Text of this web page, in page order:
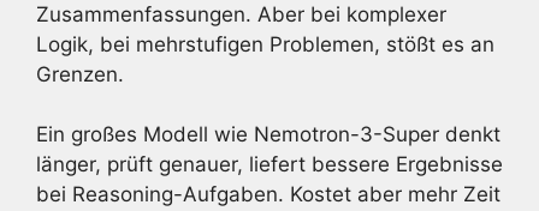
Zusammenfassungen. Aber bei komplexer
Logik, bei mehrstufigen Problemen, stößt es an
Grenzen.
Ein großes Modell wie Nemotron-3-Super denkt
länger, prüft genauer, liefert bessere Ergebnisse
bei Reasoning-Aufgaben. Kostet aber mehr Zeit